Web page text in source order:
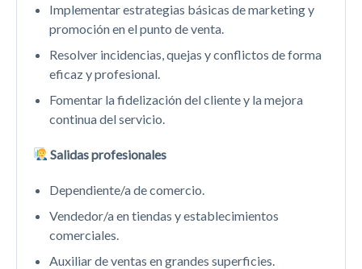
Implementar estrategias básicas de marketing y
promoción en el punto de venta.
Resolver incidencias, quejas y conflictos de forma
eficaz y profesional.
Fomentar la fidelización del cliente y la mejora
continua del servicio.
Salidas profesionales
Dependiente/a de comercio.
Vendedor/a en tiendas y establecimientos
comerciales.
Auxiliar de ventas en grandes superficies.